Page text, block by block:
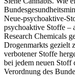
Neue-psychoaktive-
psychoaktive Stoffe –
Research Chemicals
Drogenmarkts gezielt
verbotener Stoffe
bei jedem neuen Stoff
Verordnung des